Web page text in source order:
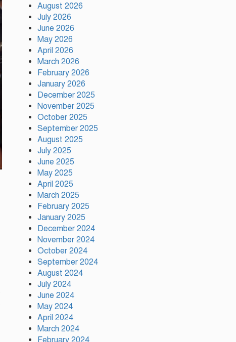
রাজবাড়ীতে স্টার্লিং
August 2026
July 2026
June 2026
May 2026
April 2026
March 2026
February 2026
January 2026
December 2025
November 2025
October 2025
September 2025
August 2025
July 2025
June 2025
May 2025
April 2025
March 2025
February 2025
January 2025
December 2024
November 2024
October 2024
September 2024
August 2024
July 2024
June 2024
May 2024
April 2024
March 2024
February 2024